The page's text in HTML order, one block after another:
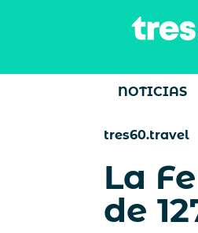
NOTICIAS
tres60.travel
La
de